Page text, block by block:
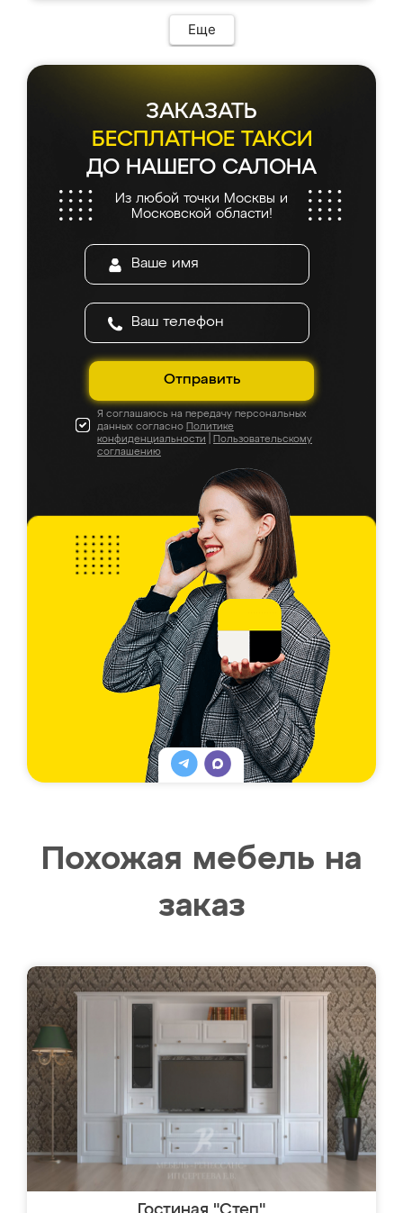
Еще
ЗАКАЗАТЬ
БЕСПЛАТНОЕ ТАКСИ
ДО НАШЕГО САЛОНА
Из любой точки Москвы и
Московской области!
Отправить
Я соглашаюсь на передачу персональных
данных согласно Политике
конфиденциальности
Пользовательскому
соглашению
Похожая мебель на
заказ